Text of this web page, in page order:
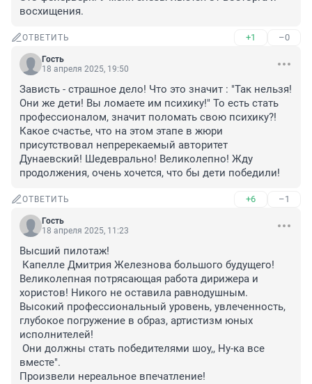
восхищения.
ОТВЕТИТЬ +1 –0
Гость
18 апреля 2025, 19:50
Зависть - страшное дело! Что это значит : "Так нельзя!
Они же дети! Вы ломаете им психику!" То есть стать
профессионалом, значит поломать свою психику?!
Какое счастье, что на этом этапе в жюри
присутствовал непререкаемый авторитет
Дунаевский! Шедеврально! Великолепно! Жду
продолжения, очень хочется, что бы дети победили!
ОТВЕТИТЬ +6 –1
Гость
18 апреля 2025, 11:23
Высший пилотаж!
Капелле Дмитрия Железнова большого будущего!
Великолепная потрясающая работа дирижера и
хористов! Никого не оставила равнодушным.
Высокий профессиональный уровень, увлеченность,
глубокое погружение в образ, артистизм юных
исполнителей!
Они должны стать победителями шоу,, Ну-ка все
вместе".
Произвели нереальное впечатление!